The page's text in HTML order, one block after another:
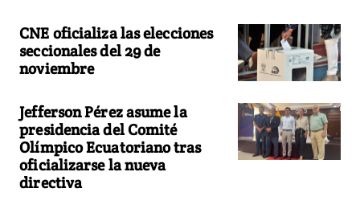
CNE oficializa las elecciones
seccionales del 29 de
noviembre
Jefferson Pérez asume la
presidencia del Comité
Olímpico Ecuatoriano tras
oficializarse la nueva
directiva